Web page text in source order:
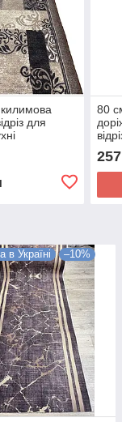
для
80
257
в Україні –10%